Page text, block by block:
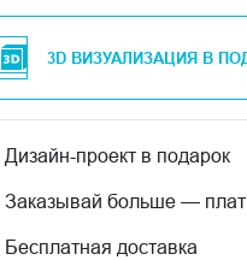
3D ВИЗУАЛИЗАЦИЯ В
Дизайн-проект в подарок
Заказывай больше —
Бесплатная доставка